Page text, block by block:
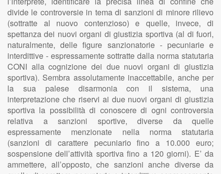
divide le controversie in tema di sanzioni di minore rilievo
(sottratte al nuovo contenzioso) e quelle, invece, di
spettanza dei nuovi organi di giustizia sportiva (al di fuori,
naturalmente, delle figure sanzionatorie - pecuniarie e
interdittive - espressamente sottratte dalla norma statutaria
CONI alla cognizione dei due nuovi organi di giustizia
sportiva). Sembra assolutamente inaccettabile, anche per
la sua palese disarmonia con il sistema, una
interpretazione che riservi ai due nuovi organi di giustizia
sportiva la possibilità di conoscere di ogni controversia
relativa a sanzioni sportive, diverse da quelle
espressamente menzionate nella norma statutaria
(sanzioni di carattere pecuniario fino a 10.000 euro;
sospensione dell’attività sportiva fino a 120 giorni). E’ da
ammettere, all’opposto, che sanzioni anche diverse da